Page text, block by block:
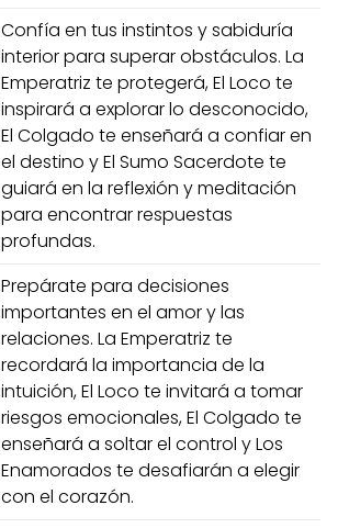
Confía en tus instintos y sabiduría
interior para superar obstáculos. La
Emperatriz te protegerá, El Loco te
inspirará a explorar lo desconocido,
El Colgado te enseñará a confiar en
el destino y El Sumo Sacerdote te
guiará en la reflexión y meditación
para encontrar respuestas
profundas.
Prepárate para decisiones
importantes en el amor y las
relaciones. La Emperatriz te
recordará la importancia de la
intuición, El Loco te invitará a tomar
riesgos emocionales, El Colgado te
enseñará a soltar el control y Los
Enamorados te desafiarán a elegir
con el corazón.